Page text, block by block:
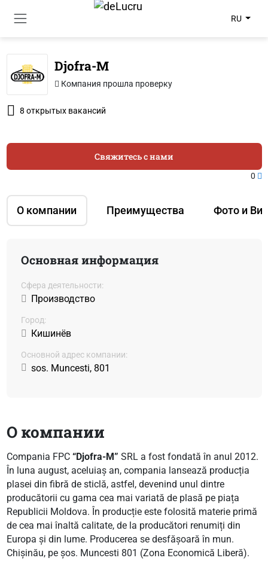
RU
Djofra-M
Компания прошла проверку
8 открытых вакансий
О компании Преимущества Фото и
Свяжитесь с нами
0
Основная информация
Сфера деятельности:
Производство
Город:
Кишинёв
Основной адрес компании:
sos. Muncesti, 801
О компании
Compania FPC “Djofra-M” SRL a fost fondată în anul 2012.
În luna august, aceluiaș an, compania lansează producția
plasei din fibră de sticlă, astfel, devenind unul dintre
producătorii cu gama cea mai variată de plasă pe piața
Republicii Moldova. În producție este folosită materie primă
de cea mai înaltă calitate, de la producători renumiți din
Europa și din lume. Producerea se desfășoară în mun.
Chișinău, pe șos. Muncesti 801 (Zona Economică Liberă).